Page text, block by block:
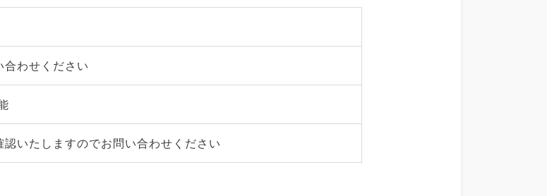
わせください
認いたしますのでお問い合わせください